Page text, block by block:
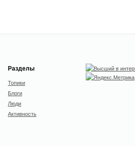
Разделы
Топики
Блоги
Люди
Активность